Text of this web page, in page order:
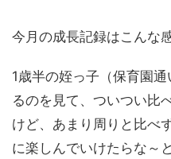
今月の成長記録はこんな
1歳半の姪っ子（保育園
るのを見て、ついつい比
けど、あまり周りと比べ
に楽しんでいけたらな～